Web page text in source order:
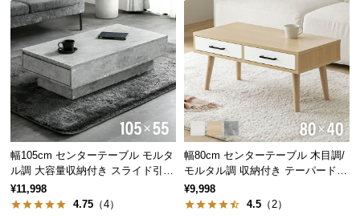
送
に
つ
い
て
小
型
商
品
の
好みで選べる2タイプ
幅105cm センターテーブル モルタ
ル調 大容量収納付き スライド引き
出し2杯
¥11,998
4.75 （4）
幅80cm センターテーブル 木目調/
モルタル調 収納付き テーパードレ
ッグ
¥9,998
4.5 （2）